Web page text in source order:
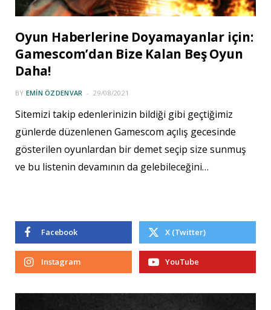
Oyun Haberlerine Doyamayanlar için:
Gamescom’dan Bize Kalan Beş Oyun
Daha!
BY EMIN ÖZDENVAR 29/08/2021
Sitemizi takip edenlerinizin bildiği gibi geçtiğimiz
günlerde düzenlenen Gamescom açılış gecesinde
gösterilen oyunlardan bir demet seçip size sunmuş
ve bu listenin devamının da gelebileceğini…
Facebook X (Twitter)
Instagram YouTube